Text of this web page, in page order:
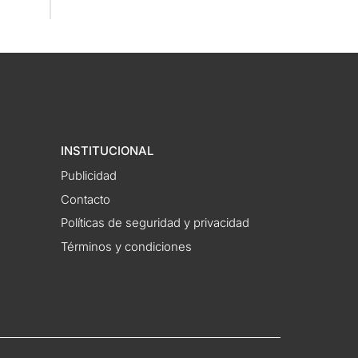
INSTITUCIONAL
Publicidad
Contacto
Políticas de seguridad y privacidad
Términos y condiciones